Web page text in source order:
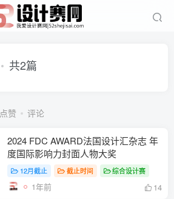
共2篇
点赞 评论
2024 FDC AWARD法国设计汇杂志 年
度国际影响力封面人物大奖
12月截止 截止时间 综合设计赛
1年前 14